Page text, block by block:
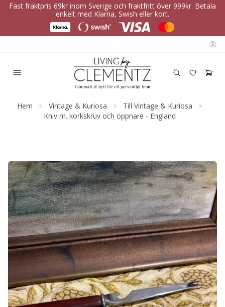
Fast fraktpris 69kr inom Sverige och fraktfritt över 999kr. Betala
enkelt med Klarna, Swish eller kort.
Hem Vintage & Kuriosa
Till Vintage & Kuriosa
Kniv m. korkskruv och öppnare - England